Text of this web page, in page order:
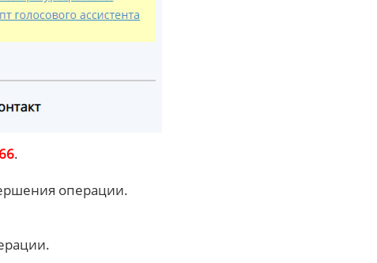
.
операции.